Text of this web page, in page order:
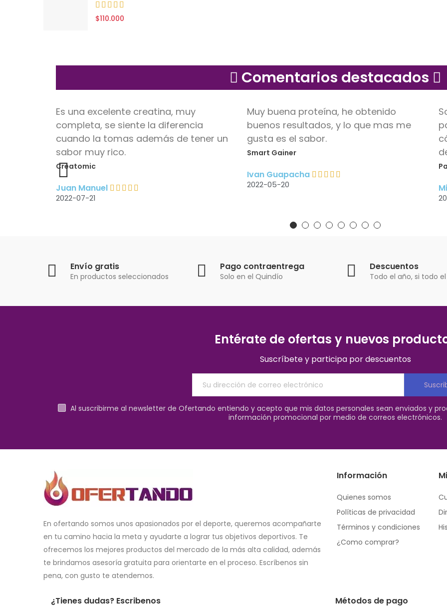
$110.000
Comentarios destacados
Muy buena proteína, he obtenido
buenos resultados, y lo que mas me
gusta es el sabor.
Smart Gainer
Ivan Guapacha
2022-05-20
Son las pantorrilleras, más top, las uso
para absolutamente todo, son super
cómodas para el trabajo y para hacer
deporte. 10 de 10.
Michell
Envío gratis
En productos seleccionados
Pago contraentrega
Solo en el Quindío
Descuentos
Todo el año, si todo
Entérate de ofertas y nuevos
Suscríbete y participa por descuentos
Al suscribirme al newsletter de Ofertando entiendo y acepto que mis datos personales sean enviados y
información promocional por medio de correos electrónicos.
En ofertando somos unos apasionados por el deporte, queremos acompañarte
en tu camino hacia la meta y ayudarte a lograr tus objetivos deportivos. Te
ofrecemos los mejores productos del mercado de la más alta calidad, además
te brindamos asesoría gratuita para orientarte en el proceso. Escríbenos sin
pena, con gusto te atendemos.
Información
Quienes somos
Políticas de privacidad
Términos y condiciones
¿Como comprar?
¿Tienes dudas? Escribenos Métodos de pago